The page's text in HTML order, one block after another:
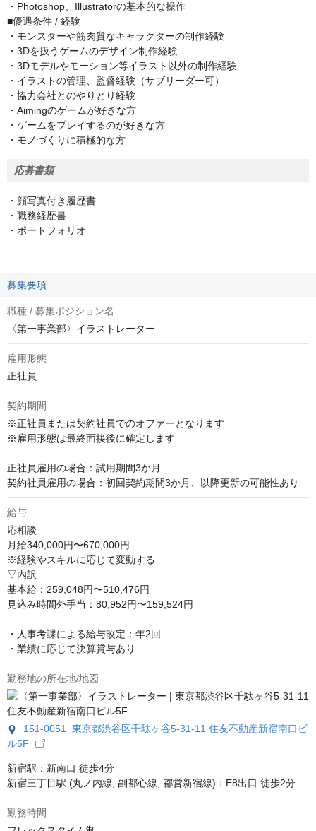
・Photoshop、Illustratorの基本的な操作
■優遇条件 / 経験
・モンスターや筋肉質なキャラクターの制作経験
・3Dを扱うゲームのデザイン制作経験
・3Dモデルやモーション等イラスト以外の制作経験
・イラストの管理、監督経験（サブリーダー可）
・協力会社とのやりとり経験
・Aimingのゲームが好きな方
・ゲームをプレイするのが好きな方
・モノづくりに積極的な方
応募書類
・顔写真付き履歴書
・職務経歴書
・ポートフォリオ
募集要項
職種 / 募集ポジション名
〈第一事業部〉イラストレーター
雇用形態
正社員
契約期間
※正社員または契約社員でのオファーとなります
※雇用形態は最終面接後に確定します
正社員雇用の場合：試用期間3か月
契約社員雇用の場合：初回契約期間3か月、以降更新の可能性あり
給与
応相談
月給340,000円〜670,000円
※経験やスキルに応じて変動する
▽内訳
基本給：259,048円〜510,476円
見込み時間外手当：80,952円〜159,524円
・人事考課による給与改定：年2回
・業績に応じて決算賞与あり
勤務地の所在地/地図
151-0051 東京都渋谷区千駄ヶ谷5-31‐11 住友不動産新宿南口ビ
ル5F
新宿駅：新南口 徒歩4分
新宿三丁目駅 (丸ノ内線, 副都心線, 都営新宿線)：E8出口 徒歩2分
勤務時間